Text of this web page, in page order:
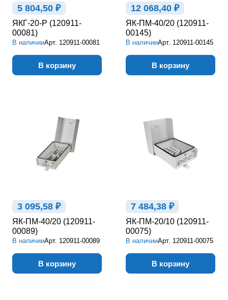
5 804,50 ₽
ЯКГ-20-Р (120911-
00081)
В наличииАрт. 120911-00081
В корзину
12 068,40 ₽
ЯК-ПМ-40/20 (120911-
00145)
В наличииАрт. 120911-00145
В корзину
3 095,58 ₽
ЯК-ПМ-40/20 (120911-
00089)
В наличииАрт. 120911-00089
В корзину
7 484,38 ₽
ЯК-ПМ-20/10 (120911-
00075)
В наличииАрт. 120911-00075
В корзину